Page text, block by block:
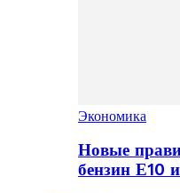
Экономика
Новые
бензин Е10